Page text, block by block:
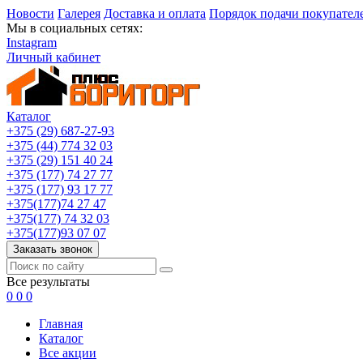
Новости Галерея Доставка и оплата Порядок подачи
Мы в социальных сетях:
Instagram
Личный кабинет
Каталог
+375 (29) 687-27-93
+375 (44) 774 32 03
+375 (29) 151 40 24
+375 (177) 74 27 77
+375 (177) 93 17 77
+375(177)74 27 47
+375(177) 74 32 03
+375(177)93 07 07
Заказать звонок
Все результаты
0 0 0
Главная
Каталог
Все акции